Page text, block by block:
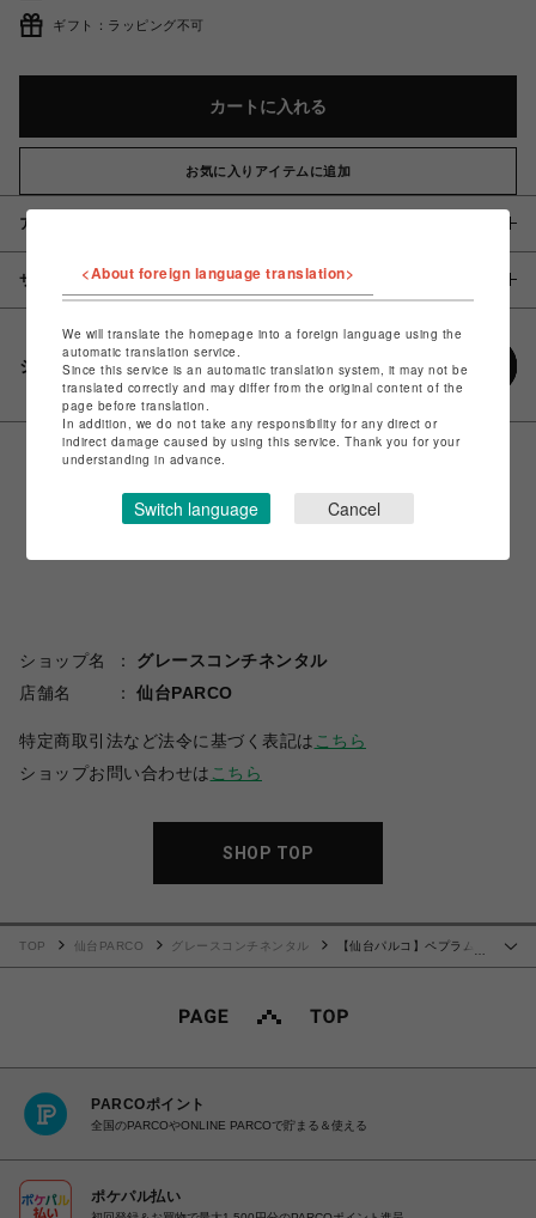
ギフト：ラッピング不可
カートに入れる
お気に入りアイテムに追加
アイテム説明 / 素材
サイズ
シェアする
ショップ名
グレースコンチネンタル
店舗名
仙台PARCO
特定商取引法など法令に基づく表記は こちら
ショップお問い合わせは こちら
SHOP TOP
…
TOP 仙台PARCO グレースコンチネンタル
【仙台パルコ】ペプラムト
PARCOポイント
全国のPARCOやONLINE PARCOで貯まる＆使える
ポケパル払い
<About foreign language translation>
We will translate the homepage into a foreign language using the
automatic translation service.
Since this service is an automatic translation system, it may not be
translated correctly and may differ from the original content of the
page before translation.
In addition, we do not take any responsibility for any direct or
indirect damage caused by using this service. Thank you for your
understanding in advance.
Switch language Cancel